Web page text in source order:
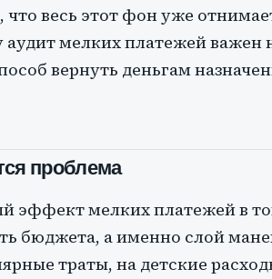
что весь этот фон уже
мелких платежей важен
вернуть деньгам
проблема
эффект мелких платежей в
бюджета, а именно слой
траты, на детские